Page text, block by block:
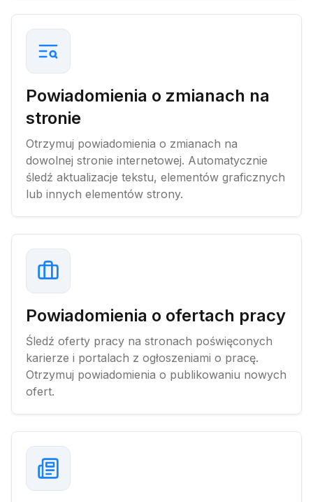
Powiadomienia o zmianach na
stronie
Otrzymuj powiadomienia o zmianach na
dowolnej stronie internetowej. Automatycznie
śledź aktualizacje tekstu, elementów graficznych
lub innych elementów strony.
Powiadomienia o ofertach pracy
Śledź oferty pracy na stronach poświęconych
karierze i portalach z ogłoszeniami o pracę.
Otrzymuj powiadomienia o publikowaniu nowych
ofert.